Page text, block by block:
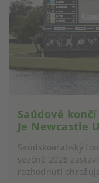
Saúdové
Je Newcastle
Saúdskoarabský
sezóně 2026
rozhodnutí